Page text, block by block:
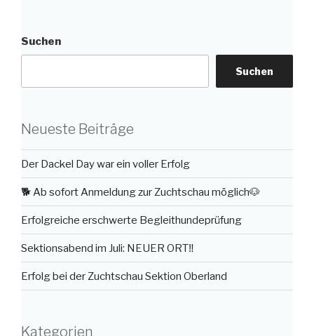
Suchen
Suchen
Neueste Beiträge
Der Dackel Day war ein voller Erfolg
🐕 Ab sofort Anmeldung zur Zuchtschau möglich🐶
Erfolgreiche erschwerte Begleithundeprüfung
Sektionsabend im Juli: NEUER ORT‼️
Erfolg bei der Zuchtschau Sektion Oberland
Kategorien